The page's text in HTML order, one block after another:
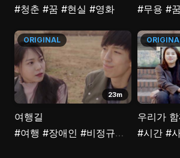
#청춘 #꿈 #현실 #영화
#무용 #꿈
23m
ORIGINAL
여행길
#여행 #장애인 #비정규직 #지도
우리가
#시간 #